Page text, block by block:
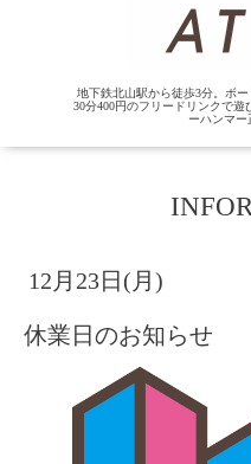
地下鉄北山駅から徒歩3分。ボ
30分400円のフリードリンクで遊
ーハンマー
12月23日(月)
休業日のお知らせ